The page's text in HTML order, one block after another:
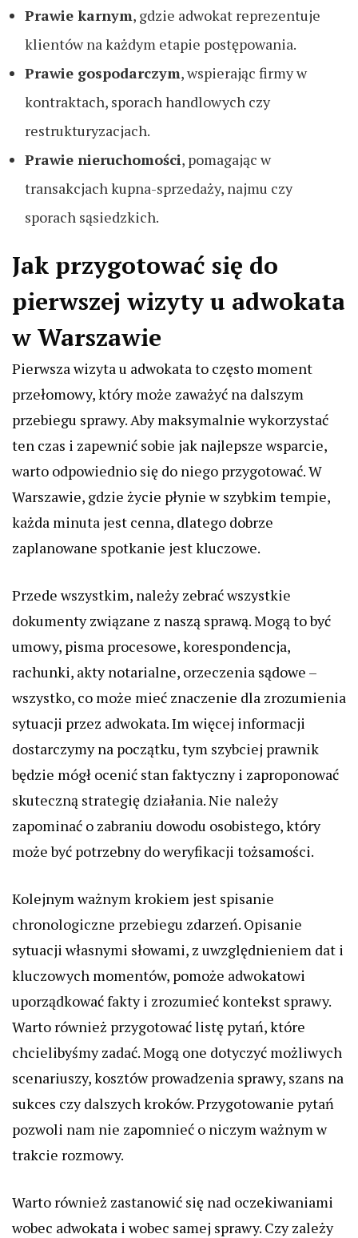
Prawie karnym, gdzie adwokat reprezentuje
klientów na każdym etapie postępowania.
Prawie gospodarczym, wspierając firmy w
kontraktach, sporach handlowych czy
restrukturyzacjach.
Prawie nieruchomości, pomagając w
transakcjach kupna-sprzedaży, najmu czy
sporach sąsiedzkich.
Jak przygotować się do
pierwszej wizyty u adwokata
w Warszawie
Pierwsza wizyta u adwokata to często moment
przełomowy, który może zaważyć na dalszym
przebiegu sprawy. Aby maksymalnie wykorzystać
ten czas i zapewnić sobie jak najlepsze wsparcie,
warto odpowiednio się do niego przygotować. W
Warszawie, gdzie życie płynie w szybkim tempie,
każda minuta jest cenna, dlatego dobrze
zaplanowane spotkanie jest kluczowe.
Przede wszystkim, należy zebrać wszystkie
dokumenty związane z naszą sprawą. Mogą to być
umowy, pisma procesowe, korespondencja,
rachunki, akty notarialne, orzeczenia sądowe –
wszystko, co może mieć znaczenie dla zrozumienia
sytuacji przez adwokata. Im więcej informacji
dostarczymy na początku, tym szybciej prawnik
będzie mógł ocenić stan faktyczny i zaproponować
skuteczną strategię działania. Nie należy
zapominać o zabraniu dowodu osobistego, który
może być potrzebny do weryfikacji tożsamości.
Kolejnym ważnym krokiem jest spisanie
chronologiczne przebiegu zdarzeń. Opisanie
sytuacji własnymi słowami, z uwzględnieniem dat i
kluczowych momentów, pomoże adwokatowi
uporządkować fakty i zrozumieć kontekst sprawy.
Warto również przygotować listę pytań, które
chcielibyśmy zadać. Mogą one dotyczyć możliwych
scenariuszy, kosztów prowadzenia sprawy, szans na
sukces czy dalszych kroków. Przygotowanie pytań
pozwoli nam nie zapomnieć o niczym ważnym w
trakcie rozmowy.
Warto również zastanowić się nad oczekiwaniami
wobec adwokata i wobec samej sprawy. Czy zależy